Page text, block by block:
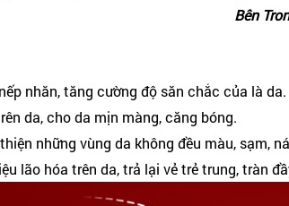
Bên
nhăn, tăng cường độ săn chắc của là da.
da, cho da mịn màng, căng bóng.
những vùng da không đều màu, sạm,
lão hóa trên da, trả lại vẻ trẻ trung, tràn